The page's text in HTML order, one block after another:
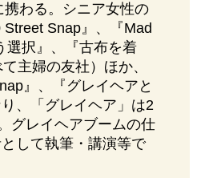
わる。シニア女性の
Snap』、『Mad
選択』、『古布を着
主婦の友社）ほか、
』、『グレイヘアと
、「グレイヘア」は2
グレイヘアブームの仕
して執筆・講演等で